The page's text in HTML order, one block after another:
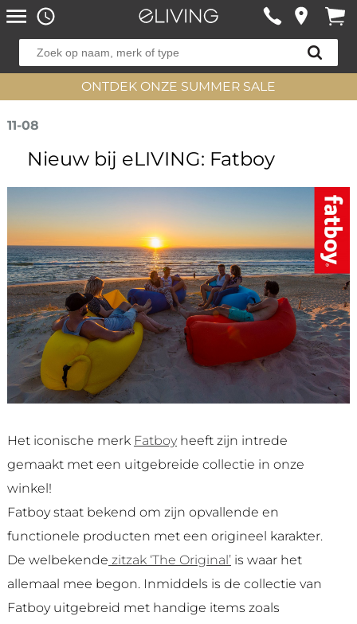
ONTDEK ONZE SUMMER SALE
11-08
Nieuw bij eLIVING: Fatboy
Het iconische merk Fatboyheeft zijn intrede
gemaakt met een uitgebreide collectie in onze
winkel!
Fatboy staat bekend om zijn opvallende en
functionele producten met een origineel karakter.
De welbekende zitzak ‘The Original’is waar het
allemaal mee begon. Inmiddels is de collectie van
Fatboy uitgebreid met handige items zoals